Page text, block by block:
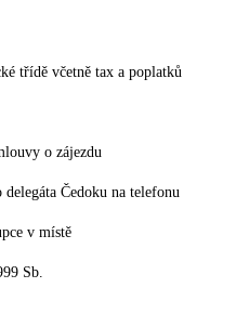
třídě včetně tax a poplatků
o zájezdu
Čedoku na telefonu
v místě
Sb.